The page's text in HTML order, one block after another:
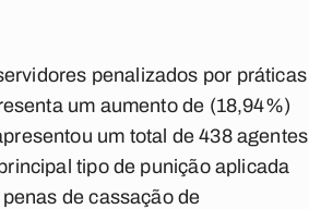
penalizados por práticas
um aumento de (18,94%)
um total de 438 agentes
tipo de punição aplicada
de cassação de